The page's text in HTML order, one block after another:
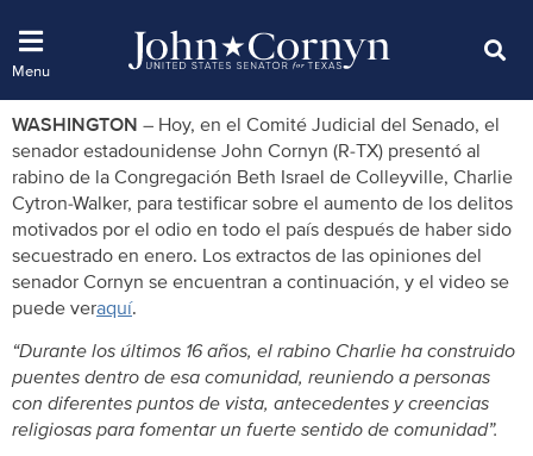
WASHINGTON – Hoy, en el Comité Judicial del Senado, el
senador estadounidense John Cornyn (R-TX) presentó al
rabino de la Congregación Beth Israel de Colleyville, Charlie
Cytron-Walker, para testificar sobre el aumento de los delitos
motivados por el odio en todo el país después de haber sido
secuestrado en enero. Los extractos de las opiniones del
senador Cornyn se encuentran a continuación, y el video se
puede veraquí.
“Durante los últimos 16 años, el rabino Charlie ha construido
puentes dentro de esa comunidad, reuniendo a personas
con diferentes puntos de vista, antecedentes y creencias
religiosas para fomentar un fuerte sentido de comunidad”.